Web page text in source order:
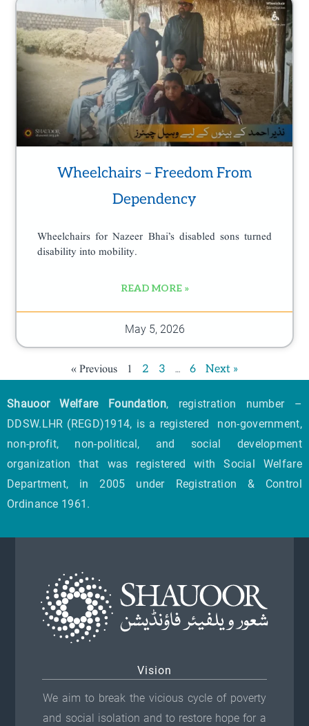
Wheelchairs – Freedom From
Dependency
Wheelchairs for Nazeer Bhai’s disabled sons turned
disability into mobility.
READ MORE »
May 5, 2026
« Previous 1 2 3 … 6 Next »
Shauoor Welfare Foundation, registration number –
DDSW.LHR (REGD)1914, is a registered non-government,
non-profit, non-political, and social development
organization that was registered with Social Welfare
Department, in 2005 under Registration & Control
Ordinance 1961.
Vision
We aim to break the vicious cycle of poverty
and social isolation and to restore hope for a